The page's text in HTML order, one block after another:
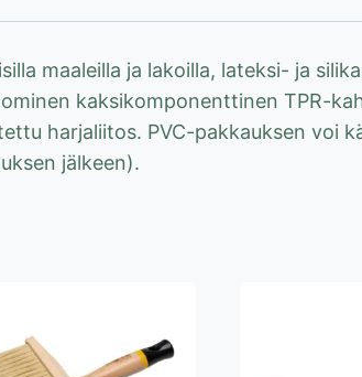
määrä
maaleilla ja lakoilla, lateksi- ja
kaksikomponenttinen TPR-
harjaliitos. PVC-pakkauksen voi
jälkeen).